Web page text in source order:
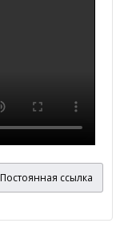
Постоянная ссылка